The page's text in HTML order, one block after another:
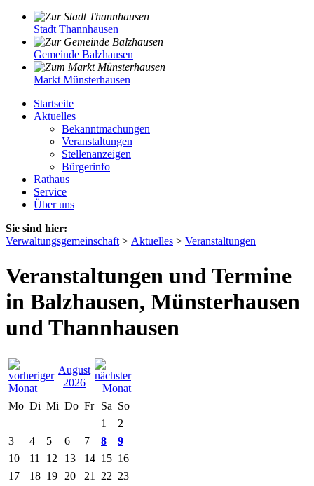
Stadt Thannhausen
Gemeinde Balzhausen
Markt Münsterhausen
Startseite
Aktuelles
Bekanntmachungen
Veranstaltungen
Stellenanzeigen
Bürgerinfo
Rathaus
Service
Über uns
Sie sind hier:
Verwaltungsgemeinschaft > Aktuelles > Veranstaltungen
Veranstaltungen und Termine
in Balzhausen, Münsterhausen
und Thannhausen
August
2026
Mo Di Mi Do Fr Sa So
1
2
3
4 5 6 7 8
9
10
11 12 13 14 15 16
17
18 19 20 21 22 23